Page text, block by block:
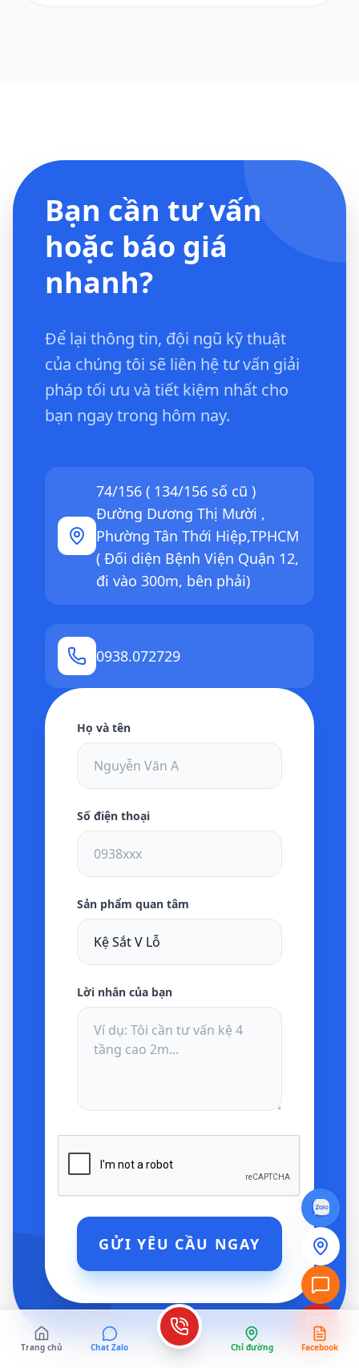
Bạn cần tư vấn
hoặc báo giá
nhanh?
Để lại thông tin, đội ngũ kỹ thuật
của chúng tôi sẽ liên hệ tư vấn giải
pháp tối ưu và tiết kiệm nhất cho
bạn ngay trong hôm nay.
74/156 ( 134/156 số cũ )
Đường Dương Thị Mười ,
Phường Tân Thới Hiệp,TPHCM
( Đối diện Bệnh Viện Quận 12,
đi vào 300m, bên phải)
0938.072729
Họ và tên
Số điện thoại
Sản phẩm quan tâm
Lời nhắn của bạn
GỬI YÊU CẦU NGAY
Trang chủ Chat Zalo Chỉ đường Facebook